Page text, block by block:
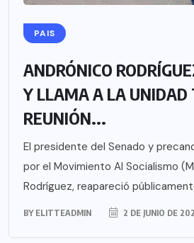
PAIS
ANDRÓNICO
Y LLAMA A LA UNIDAD
REUNIÓN...
El presidente del Senado y
por el Movimiento Al Socialismo
Rodríguez, reapareció
BY ELITTEADMIN 2 DE JUNIO DE